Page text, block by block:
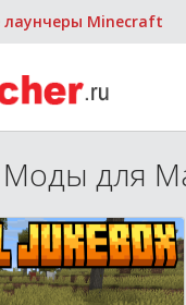
лаунчеры Minecraft
Моды для